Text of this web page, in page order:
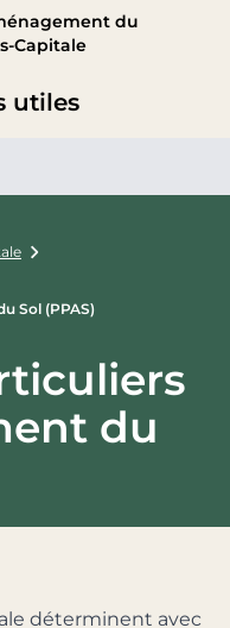
du
Capitale
utiles
Sol (PPAS)
du
déterminent avec